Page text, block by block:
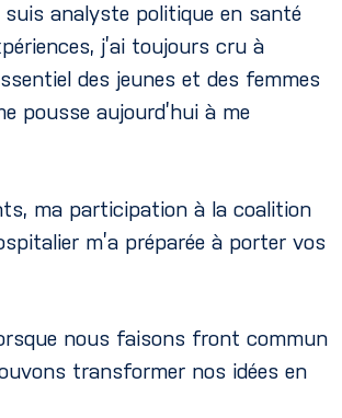
analyste politique en santé
j’ai toujours cru à
des jeunes et des femmes
pousse aujourd’hui à me
ma participation à la coalition
m’a préparée à porter vos
nous faisons front commun
transformer nos idées en